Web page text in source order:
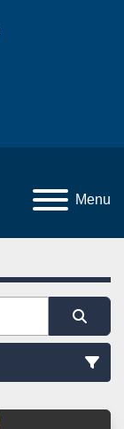
Menu